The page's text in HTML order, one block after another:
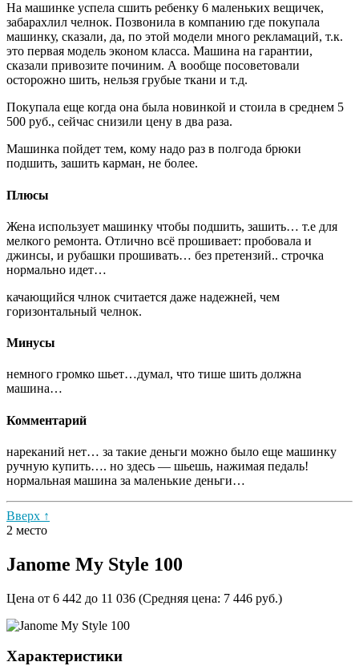
На машинке успела сшить ребенку 6 маленьких вещичек,
забарахлил челнок. Позвонила в компанию где покупала
машинку, сказали, да, по этой модели много рекламаций, т.к.
это первая модель эконом класса. Машина на гарантии,
сказали привозите починим. А вообще посоветовали
осторожно шить, нельзя грубые ткани и т.д.
Покупала еще когда она была новинкой и стоила в среднем 5
500 руб., сейчас снизили цену в два раза.
Машинка пойдет тем, кому надо раз в полгода брюки
подшить, зашить карман, не более.
Плюсы
Жена использует машинку чтобы подшить, зашить… т.е для
мелкого ремонта. Отлично всё прошивает: пробовала и
джинсы, и рубашки прошивать… без претензий.. строчка
нормально идет…
качающийся члнок считается даже надежней, чем
горизонтальный челнок.
Минусы
немного громко шьет…думал, что тише шить должна
машина…
Комментарий
нареканий нет… за такие деньги можно было еще машинку
ручную купить…. но здесь — шьешь, нажимая педаль!
нормальная машина за маленькие деньги…
Вверх ↑
2 место
Janome My Style 100
Цена от 6 442 до 11 036 (Средняя цена: 7 446 руб.)
Характеристики